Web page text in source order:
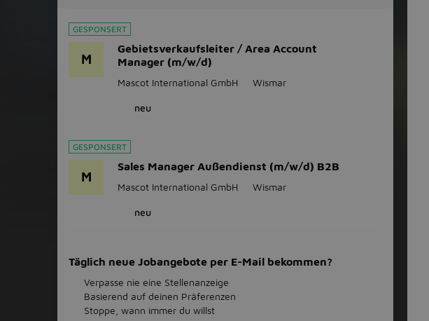
GESPONSERT
M
Gebietsverkaufsleiter / Area Account
Manager (m/w/d)
Mascot International GmbH Wismar
neu
GESPONSERT
M
Sales Manager Außendienst (m/w/d) B2B
Mascot International GmbH Wismar
neu
Täglich neue Jobangebote per E-Mail bekommen?
Verpasse nie eine Stellenanzeige
Basierend auf deinen Präferenzen
Stoppe, wann immer du willst